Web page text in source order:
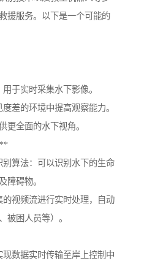
援服务。以下是一个可能的
于实时采集水下影像。
差的环境中提高观察能力。
更全面的水下视角。
算法：可以识别水下的生命
障碍物。
视频流进行实时处理，自动
被困人员等）。
数据实时传输至岸上控制中